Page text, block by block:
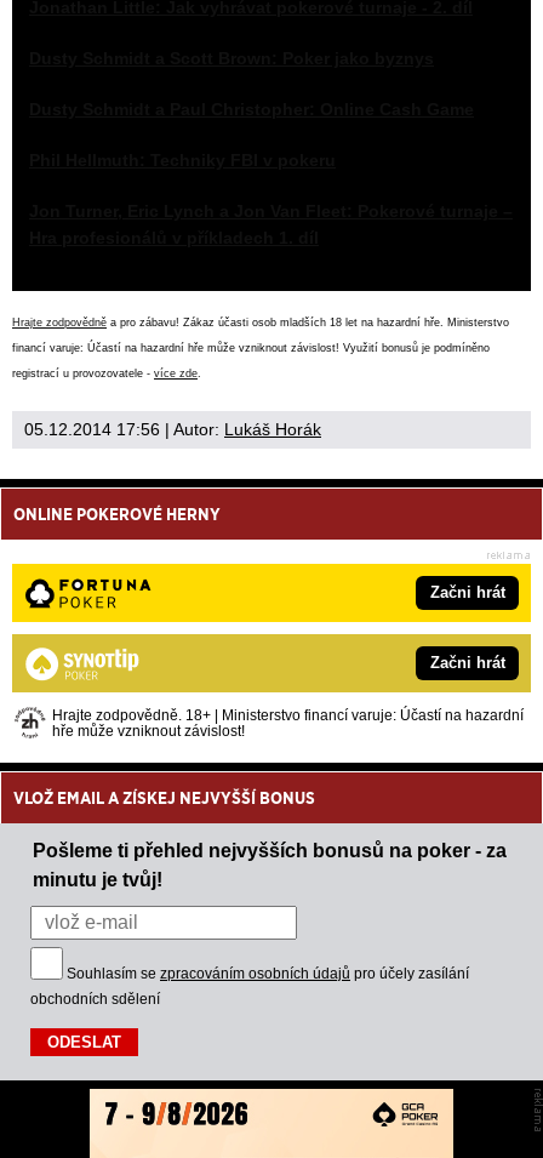
Hrajte zodpovědně a pro zábavu! Zákaz účasti osob mladších 18 let na hazardní hře. Ministerstvo
financí varuje: Účastí na hazardní hře může vzniknout závislost! Využití bonusů je podmíněno
registrací u provozovatele - více zde
05.12.2014 17:56 | Autor: Lukáš Horák
ONLINE POKEROVÉ HERNY
Začni hrát
Začni hrát
Hrajte zodpovědně. 18+ | Ministerstvo financí varuje: Účastí na hazardní
hře může vzniknout závislost!
VLOŽ EMAIL A ZÍSKEJ NEJVYŠŠÍ BONUS
Pošleme ti přehled nejvyšších bonusů na poker - za
minutu je tvůj!
Souhlasím se zpracováním osobních údajů pro účely zasílání
obchodních sdělení